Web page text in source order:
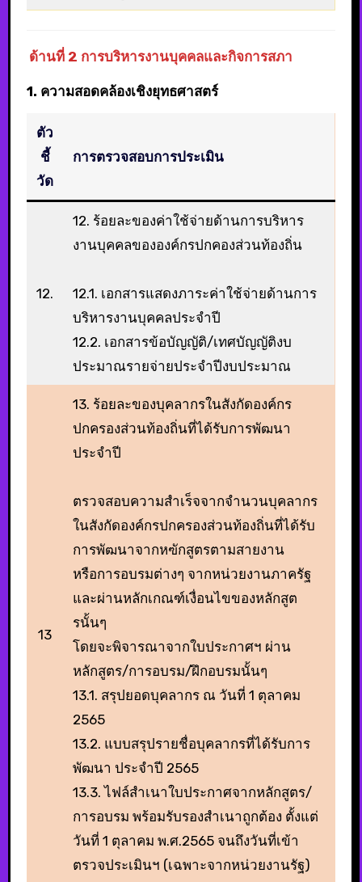
ด้านที่ 2 การบริหารงานบุคคลและกิจการสภา
1. ความสอดคล้องเชิงยุทธศาสตร์
ตัว
ชี้
วัด
การตรวจสอบการประเมิน
12.
12. ร้อยละของค่าใช้จ่ายด้านการบริหาร
งานบุคคลขององค์กรปกคองส่วนท้องถิ่น
12.1. เอกสารแสดงภาระค่าใช้จ่ายด้านการ
บริหารงานบุคคลประจำปี
12.2. เอกสารข้อบัญญัติ/เทศบัญญัติงบ
ประมาณรายจ่ายประจำปีงบประมาณ
13
13. ร้อยละของบุคลากรในสังกัดองค์กร
ปกครองส่วนท้องถิ่นที่ได้รับการพัฒนา
ประจำปี
ตรวจสอบความสำเร็จจากจำนวนบุคลากร
ในสังกัดองค์กรปกครองส่วนท้องถิ่นที่ได้รับ
การพัฒนาจากหฃักสูตรตามสายงาน
หรือการอบรมต่างๆ จากหน่วยงานภาครัฐ
และผ่านหลักเกณฑ์เงื่อนไขของหลักสูต
รนั้นๆ
โดยจะพิจารณาจากใบประกาศฯ ผ่าน
หลักสูตร/การอบรม/ฝึกอบรมนั้นๆ
13.1. สรุปยอดบุคลากร ณ วันที่ 1 ตุลาคม
2565
13.2. แบบสรุปรายชื่อบุคลากรที่ได้รับการ
พัฒนา ประจําปี 2565
13.3. ไฟล์สําเนาใบประกาศจากหลักสูตร/
การอบรม พร้อมรับรองสำเนาถูกต้อง ตั้งแต่
วันที่ 1 ตุลาคม พ.ศ.2565 จนถึงวันที่เข้า
ตรวจประเมินฯ (เฉพาะจากหน่วยงานรัฐ)